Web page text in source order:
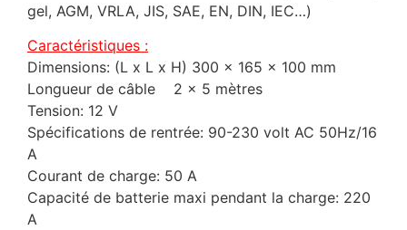
gel, AGM, VRLA, JIS, SAE, EN, DIN, IEC…)
Caractéristiques :
Dimensions: (L x L x H) 300 x 165 x 100 mm
Longueur de câble 2 x 5 mètres
Tension: 12 V
Spécifications de rentrée: 90-230 volt AC 50Hz/16
A
Courant de charge: 50 A
Capacité de batterie maxi pendant la charge: 220
A